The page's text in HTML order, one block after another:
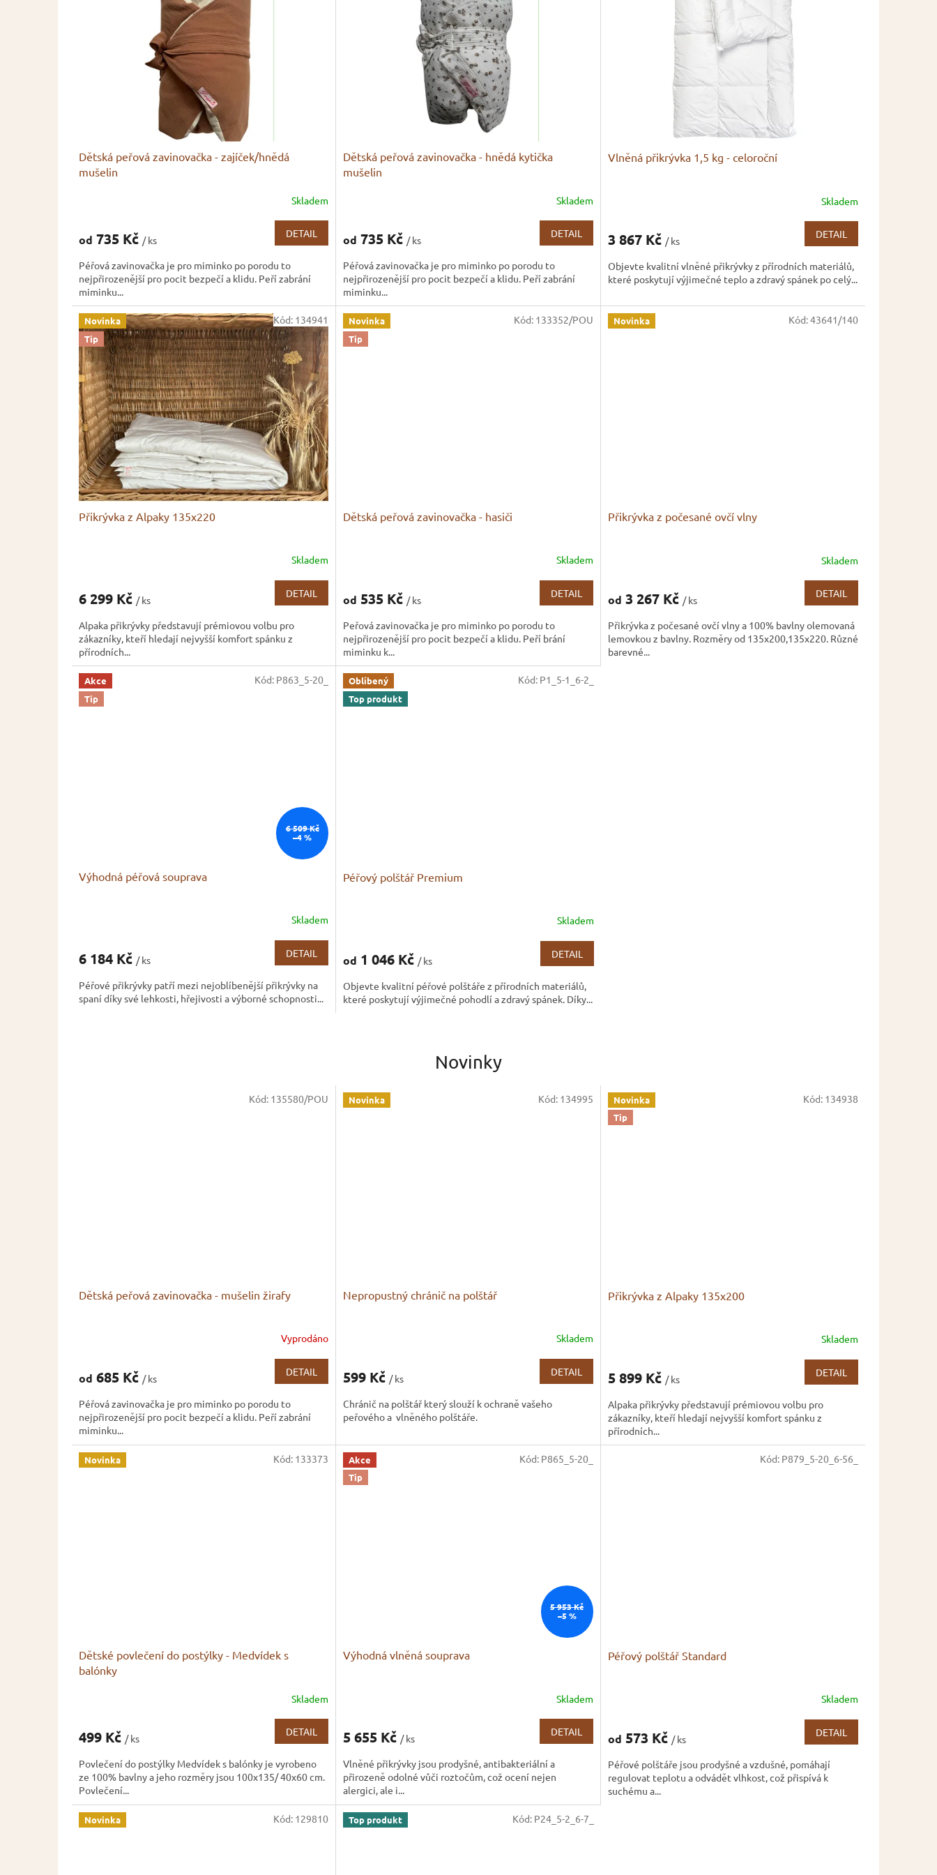
Dětská peřová zavinovačka - zajíček/hnědá
mušelin
Skladem
od 735 Kč / ks
DETAIL
Péřová zavinovačka je pro miminko po porodu to
nejpřirozenější pro pocit bezpečí a klidu. Peří zabrání
miminku...
Dětská peřová zavinovačka - hnědá kytička
mušelin
Skladem
od 735 Kč/ ks
DETAIL
Péřová zavinovačka je pro miminko po porodu to
nejpřirozenější pro pocit bezpečí a klidu. Peří zabrání
miminku...
Vlněná přikrývka 1,5 kg - celoroční
je
z
5
Skladem
3 867 Kč / ks
DETAIL
Objevte kvalitní vlněné přikrývky z přírodních materiálů,
které poskytují výjimečné teplo a zdravý spánek po celý...
Novinka
Tip
Přikrývka z Alpaky 135x220
Skladem
6 299 Kč / ks
DETAIL
Alpaka přikrývky představují prémiovou volbu pro
zákazníky, kteří hledají nejvyšší komfort spánku z
přírodních...
Kód: 134941
Novinka
Tip
Dětská peřová zavinovačka - hasiči
Skladem
od 535 Kč / ks
DETAIL
Peřová zavinovačka je pro miminko po porodu to
nejpřirozenější pro pocit bezpečí a klidu. Peří brání
miminku k...
Kód: 133352/POU Novinka
Přikrývka z počesané ovčí vlny
je
z
5
hvězdiček.
Skladem
od 3 267 Kč / ks
DETAIL
Přikrývka z počesané ovčí vlny a 100% bavlny olemovaná
lemovkou z bavlny. Rozměry od 135x200,135x220. Různé
barevné...
Kód:43641/140
Akce
Tip
6 509 Kč
–4 %
Výhodná péřová souprava
je
z
5
Skladem
6 184 Kč / ks
DETAIL
Péřové přikrývky patří mezi nejoblíbenější přikrývky na
spaní díky své lehkosti, hřejivosti a výborné schopnosti...
Kód: P863_5-20_
Oblíbený
Top produkt
Péřový polštář Premium
je
z
5
Skladem
od 1 046 Kč / ks
DETAIL
Objevte kvalitní péřové polštáře z přírodních materiálů,
které poskytují výjimečné pohodlí a zdravý spánek. Díky...
Kód: P1_5-1_6-2_
Novinky
Dětská peřová zavinovačka - mušelin žirafy
Vyprodáno
od 685 Kč / ks
DETAIL
Péřová zavinovačka je pro miminko po porodu to
nejpřirozenější pro pocit bezpečí a klidu. Peří zabrání
miminku...
Kód: 135580/POU Novinka
Nepropustný chránič na polštář
je
z
5
Skladem
599 Kč / ks
DETAIL
Chránič na polštář který slouží k ochraně vašeho
peřového a vlněného polštáře.
Kód: 134995
Novinka
Tip
Přikrývka z Alpaky 135x200
Skladem
5 899 Kč / ks
DETAIL
Alpaka přikrývky představují prémiovou volbu pro
zákazníky, kteří hledají nejvyšší komfort spánku z
přírodních...
Kód: 134938
Novinka
Dětské povlečení do postýlky - Medvídek s
balónky
Skladem
499 Kč / ks
DETAIL
Povlečení do postýlky Medvídek s balónky je vyrobeno
ze 100% bavlny a jeho rozměry jsou 100x135/ 40x60 cm.
Povlečení...
Kód: 133373
Akce
Tip
5 953 Kč
–5 %
Výhodná vlněná souprava
je
z
5
hvězdiček.
Skladem
5 655 Kč / ks
DETAIL
Vlněné přikrývky jsou prodyšné, antibakteriální a
přirozeně odolné vůči roztočům, což ocení nejen
alergici, ale i...
Kód: P865_5-20_
Péřový polštář Standard
je
z
5
hvězdiček.
Skladem
od 573 Kč / ks
DETAIL
Péřové polštáře jsou prodyšné a vzdušné, pomáhají
regulovat teplotu a odvádět vlhkost, což přispívá k
suchému a...
Kód: P879_5-20_6-56_
Novinka Kód: 129810 Top produkt Kód: P24_5-2_6-7_